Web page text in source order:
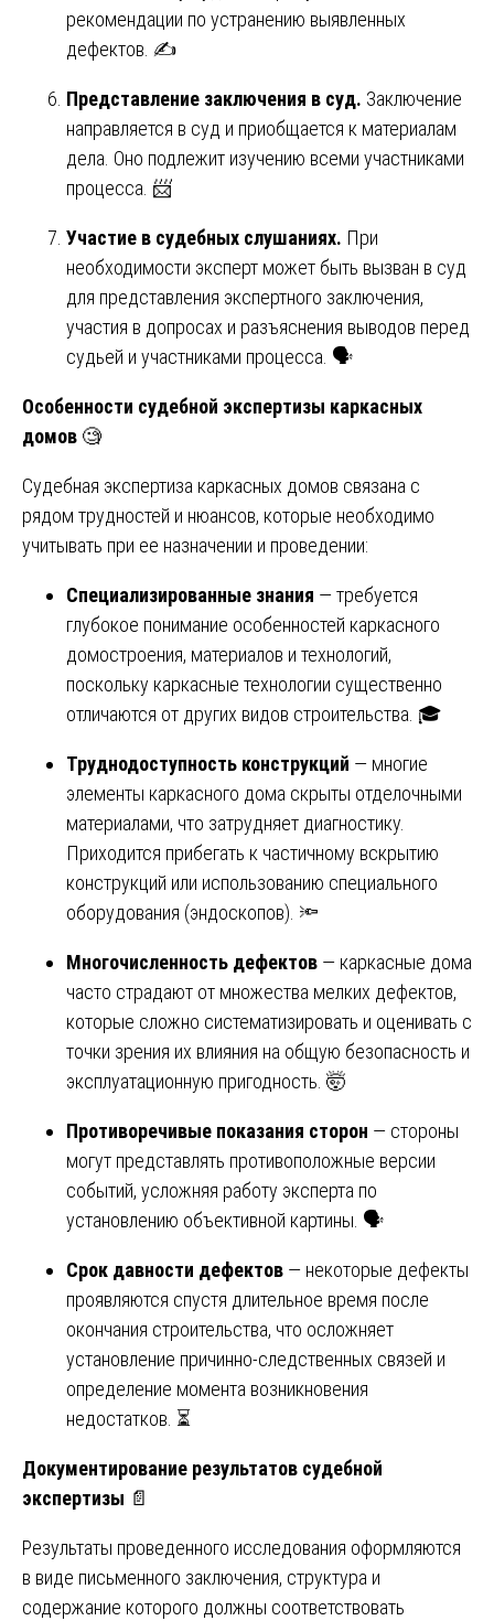
рекомендации по устранению выявленных
дефектов. ✍️
Представление заключения в суд. Заключение
направляется в суд и приобщается к материалам
дела. Оно подлежит изучению всеми участниками
процесса. 📨
Участие в судебных слушаниях. При
необходимости эксперт может быть вызван в суд
для представления экспертного заключения,
участия в допросах и разъяснения выводов перед
судьей и участниками процесса. 🗣️
Особенности судебной экспертизы каркасных
домов 🧐
Судебная экспертиза каркасных домов связана с
рядом трудностей и нюансов, которые необходимо
учитывать при ее назначении и проведении:
Специализированные знания — требуется
глубокое понимание особенностей каркасного
домостроения, материалов и технологий,
поскольку каркасные технологии существенно
отличаются от других видов строительства. 🎓
Труднодоступность конструкций — многие
элементы каркасного дома скрыты отделочными
материалами, что затрудняет диагностику.
Приходится прибегать к частичному вскрытию
конструкций или использованию специального
оборудования (эндоскопов). 🔦
Многочисленность дефектов — каркасные дома
часто страдают от множества мелких дефектов,
которые сложно систематизировать и оценивать с
точки зрения их влияния на общую безопасность и
эксплуатационную пригодность. 🤯
Противоречивые показания сторон — стороны
могут представлять противоположные версии
событий, усложняя работу эксперта по
установлению объективной картины. 🗣️
Срок давности дефектов — некоторые дефекты
проявляются спустя длительное время после
окончания строительства, что осложняет
установление причинно-следственных связей и
определение момента возникновения
недостатков. ⏳
Документирование результатов судебной
экспертизы 📄
Результаты проведенного исследования оформляются
в виде письменного заключения, структура и
содержание которого должны соответствовать